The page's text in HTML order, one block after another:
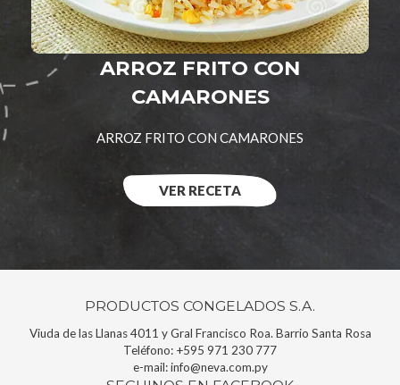
ARROZ FRITO CON
CAMARONES
ARROZ FRITO CON CAMARONES
VER RECETA
PRODUCTOS CONGELADOS S.A.
Viuda de las Llanas 4011 y Gral Francisco Roa. Barrio Santa Rosa
Teléfono: +595 971 230 777
e-mail:info@neva.com.py